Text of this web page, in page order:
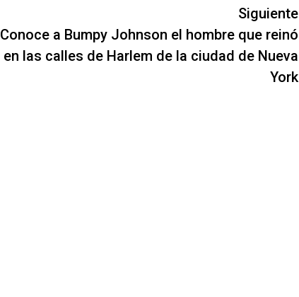
Siguiente
Conoce a Bumpy Johnson el hombre que reinó
en las calles de Harlem de la ciudad de Nueva
York